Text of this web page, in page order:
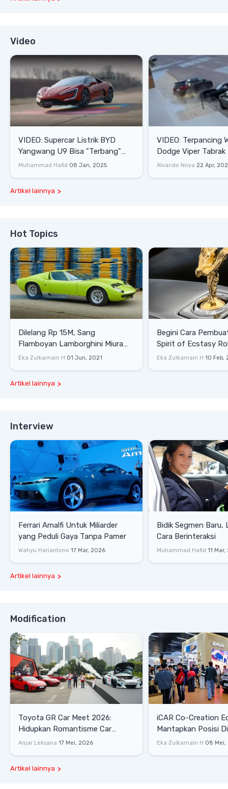
Video
VIDEO: Supercar Listrik BYD
Yangwang U9 Bisa "Terbang"
Lewati Rintangan
Muhammad Hafid 08 Jan, 2025
VIDEO: Terpancing
Dodge Viper Tabrak
Saat Burnout
Alvando Noya 22 Apr,
Artikel lainnya
Hot Topics
Dilelang Rp 15M, Sang
Flamboyan Lamborghini Miura
P400 S
Eka Zulkarnain H 01 Jun, 2021
Begini Cara
Spirit of Ecstasy
Eka Zulkarnain H 10 Feb,
Artikel lainnya
Interview
Ferrari Amalfi Untuk Miliarder
yang Peduli Gaya Tanpa Pamer
Wahyu Hariantono 17 Mar, 2026
Bidik Segmen Baru,
Cara Berinteraksi
Muhammad Hafid 11
Artikel lainnya
Modification
Toyota GR Car Meet 2026:
Hidupkan Romantisme Car
Culture Era 90-an
Anjar Leksana 17 Mei, 2026
iCAR Co-Creation
Mantapkan Posisi
Gaya Hidup
Eka Zulkarnain H 08 Mei,
Artikel lainnya